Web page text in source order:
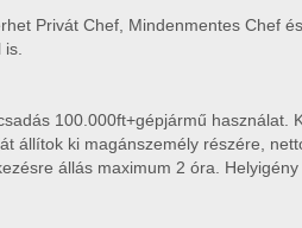
Privát Chef, Mindenmentes Chef
100.000ft+gépjármű használat.
állítok ki magánszemély részére,
állás maximum 2 óra. Helyigény